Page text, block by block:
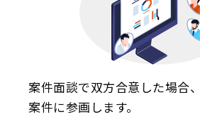
案件面談で双方合意した場合
案件に参画します。